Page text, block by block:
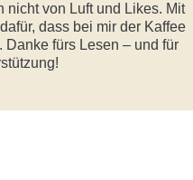
nicht von Luft und Likes. Mit
dass bei mir der Kaffee
fürs Lesen – und für